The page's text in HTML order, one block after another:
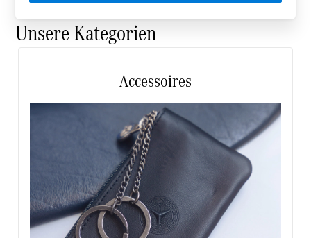
Unsere Kategorien
Accessoires